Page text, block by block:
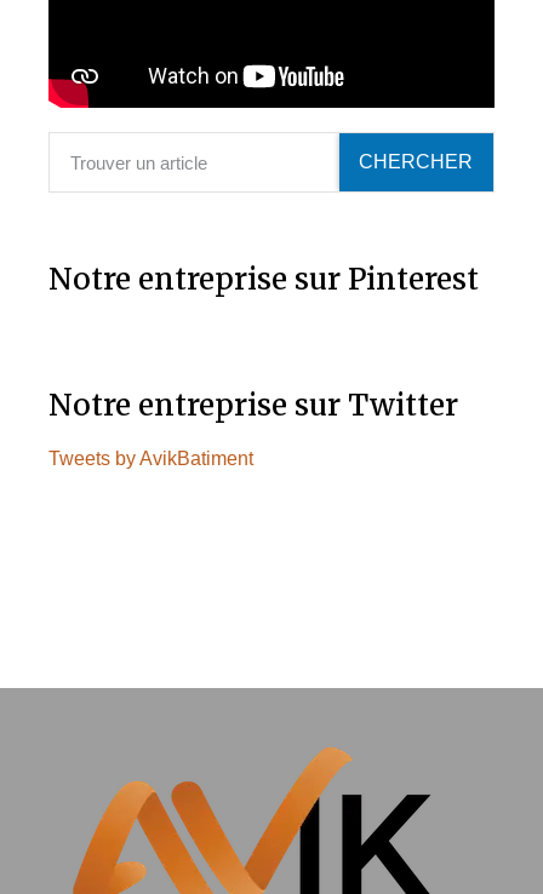
CHERCHER
Notre entreprise sur Pinterest
Notre entreprise sur Twitter
Tweets by AvikBatiment